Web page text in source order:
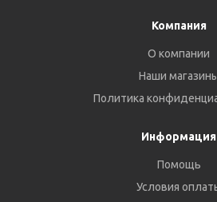
Компания
О компании
Наши
Политика
Информация
Помощь
Условия